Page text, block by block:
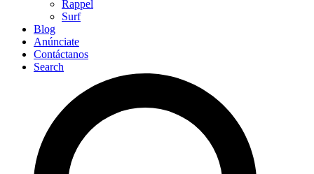
Rappel
Surf
Blog
Anúnciate
Contáctanos
Search